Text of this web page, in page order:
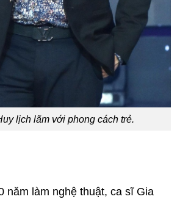
lịch lãm với phong cách trẻ.
năm làm nghệ thuật, ca sĩ Gia